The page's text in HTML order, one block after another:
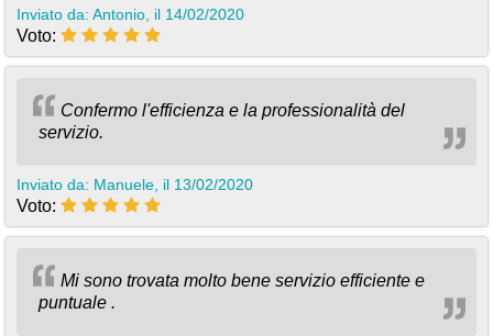
Inviato da: Antonio, il 14/02/2020
Voto:
Confermo l'efficienza e la professionalità del
servizio.
Inviato da: Manuele, il 13/02/2020
Voto:
Mi sono trovata molto bene servizio efficiente e
puntuale .